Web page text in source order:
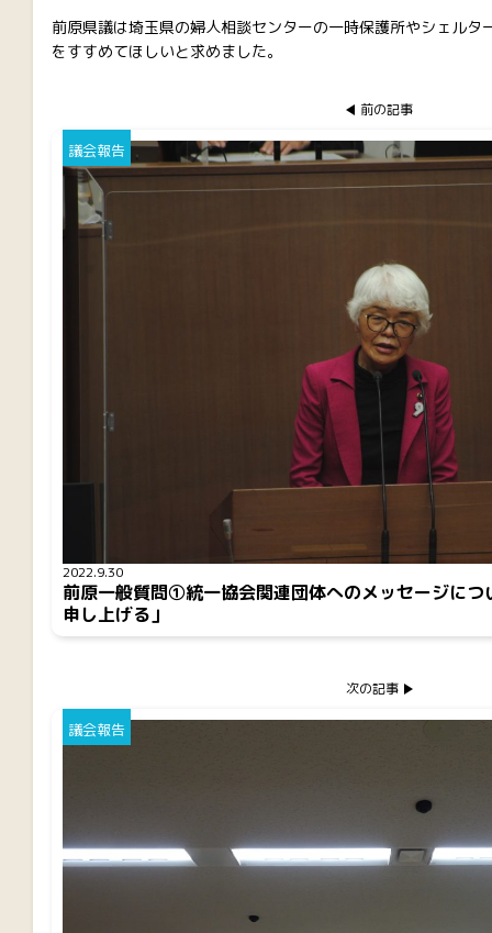
前原県議は埼玉県の婦人相談センターの一時保護所やシェルタ
をすすめてほしいと求めました。
前の記事
2022.9.30
議会報告
前原一般質問①統一協会関連団体へのメッセージにつ
申し上げる」
議会報告
次の記事